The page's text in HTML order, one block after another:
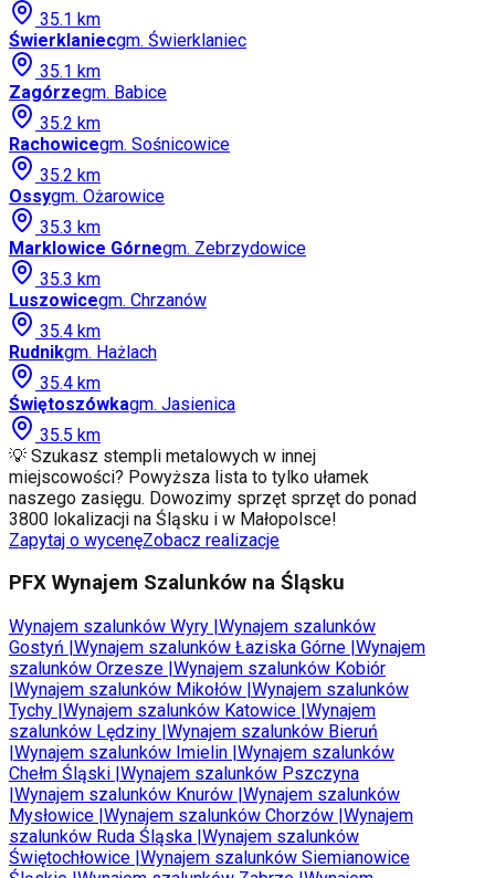
35.1 km
Świerklaniecgm. Świerklaniec
35.1 km
Zagórzegm. Babice
35.2 km
Rachowicegm. Sośnicowice
35.2 km
Ossygm. Ożarowice
35.3 km
Marklowice Górnegm. Zebrzydowice
35.3 km
Luszowicegm. Chrzanów
35.4 km
Rudnikgm. Hażlach
35.4 km
Świętoszówkagm. Jasienica
35.5 km
💡 Szukasz stempli metalowych w innej
miejscowości? Powyższa lista to tylko ułamek
naszego zasięgu. Dowozimy sprzęt sprzęt do ponad
3800 lokalizacji na Śląsku i w Małopolsce!
Zapytaj o wycenęZobacz realizacje
PFX Wynajem Szalunków na Śląsku
Wynajem szalunków Wyry Wynajem szalunków
Gostyń Wynajem szalunków Łaziska Górne Wynajem
szalunków Orzesze Wynajem szalunków Kobiór
Wynajem szalunków Mikołów Wynajem szalunków
Tychy Wynajem szalunków Katowice Wynajem
szalunków Lędziny Wynajem szalunków Bieruń
Wynajem szalunków Imielin Wynajem szalunków
Chełm Śląski Wynajem szalunków Pszczyna
Wynajem szalunków Knurów Wynajem szalunków
Mysłowice Wynajem szalunków Chorzów Wynajem
szalunków Ruda Śląska Wynajem szalunków
Świętochłowice Wynajem szalunków Siemianowice